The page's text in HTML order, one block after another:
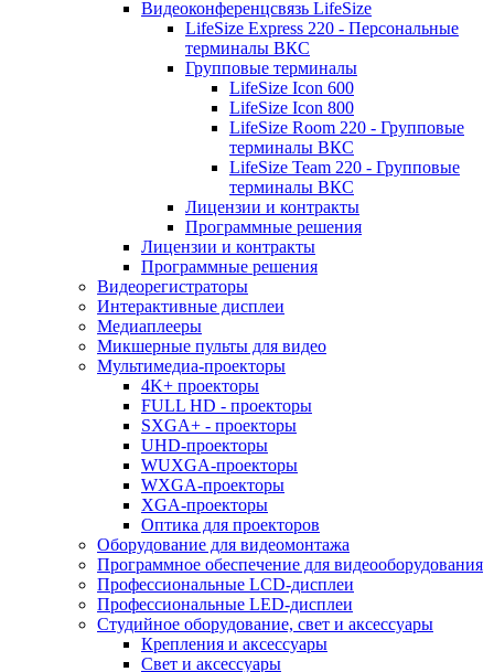
Видеоконференцсвязь LifeSize
LifeSize Express 220 - Персональные
терминалы ВКС
Групповые терминалы
LifeSize Icon 600
LifeSize Icon 800
LifeSize Room 220 - Групповые
терминалы ВКС
LifeSize Team 220 - Групповые
терминалы ВКС
Лицензии и контракты
Программные решения
Лицензии и контракты
Программные решения
Видеорегистраторы
Интерактивные дисплеи
Медиаплееры
Микшерные пульты для видео
Мультимедиа-проекторы
4K+ проекторы
FULL HD - проекторы
SXGA+ - проекторы
UHD-проекторы
WUXGA-проекторы
WXGA-проекторы
XGA-проекторы
Оптика для проекторов
Оборудование для видеомонтажа
Программное обеспечение для видеооборудования
Профессиональные LCD-дисплеи
Профессиональные LED-дисплеи
Студийное оборудование, свет и аксессуары
Крепления и аксессуары
Свет и аксессуары